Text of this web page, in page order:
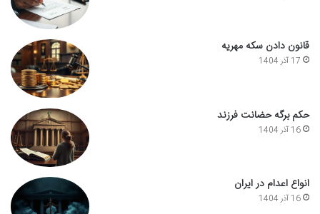
قانون دادن سکه مهریه
17 آذر 1404
حکم برگه حضانت فرزند
16 آذر 1404
انواع اعدام در ایران
16 آذر 1404